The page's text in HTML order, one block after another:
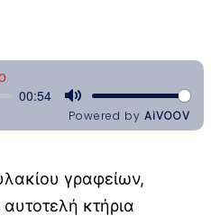
γραφείων,
κτήρια